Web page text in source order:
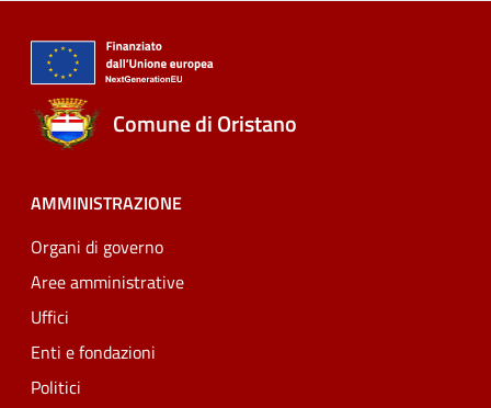
Comune di Oristano
AMMINISTRAZIONE
Organi di governo
Aree amministrative
Uffici
Enti e fondazioni
Politici